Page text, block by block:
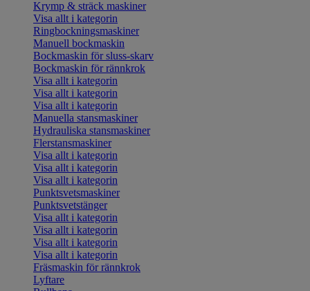
Krymp & sträck maskiner
Visa allt i kategorin
Ringbockningsmaskiner
Manuell bockmaskin
Bockmaskin för sluss-skarv
Bockmaskin för rännkrok
Visa allt i kategorin
Visa allt i kategorin
Visa allt i kategorin
Manuella stansmaskiner
Hydrauliska stansmaskiner
Flerstansmaskiner
Visa allt i kategorin
Visa allt i kategorin
Visa allt i kategorin
Punktsvetsmaskiner
Punktsvetstänger
Visa allt i kategorin
Visa allt i kategorin
Visa allt i kategorin
Visa allt i kategorin
Fräsmaskin för rännkrok
Lyftare